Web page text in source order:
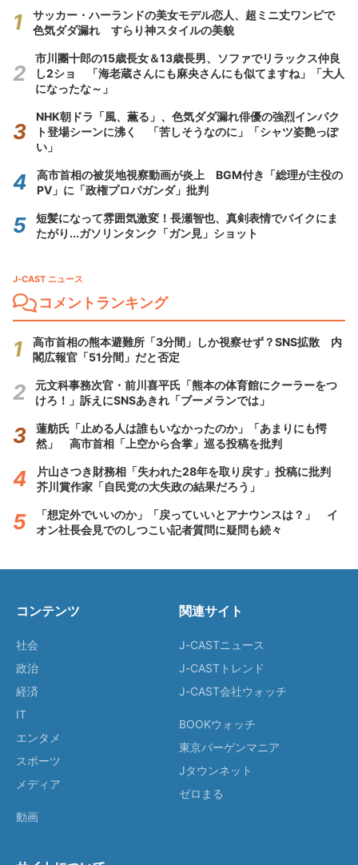
サッカー・ハーランドの美女モデル恋人、超ミニ丈ワンピで
色気ダダ漏れ すらり神スタイルの美貌
市川團十郎の15歳長女＆13歳長男、ソファでリラックス仲良
し2ショ 「海老蔵さんにも麻央さんにも似てますね」「大人
になったな～」
NHK朝ドラ「風、薫る」、色気ダダ漏れ俳優の強烈インパク
ト登場シーンに沸く 「苦しそうなのに」「シャツ姿艶っぽ
い」
高市首相の被災地視察動画が炎上 BGM付き「総理が主役の
PV」に「政権プロパガンダ」批判
短髪になって雰囲気激変！長瀬智也、真剣表情でバイクにま
たがり...ガソリンタンク「ガン見」ショット
J-CAST ニュース
コメントランキング
高市首相の熊本避難所「3分間」しか視察せず？SNS拡散 内
閣広報官「51分間」だと否定
元文科事務次官・前川喜平氏「熊本の体育館にクーラーをつ
けろ！」訴えにSNSあきれ「ブーメランでは」
蓮舫氏「止める人は誰もいなかったのか」「あまりにも愕
然」 高市首相「上空から合掌」巡る投稿を批判
片山さつき財務相「失われた28年を取り戻す」投稿に批判
芥川賞作家「自民党の大失政の結果だろう」
「想定外でいいのか」「戻っていいとアナウンスは？」 イ
オン社長会見でのしつこい記者質問に疑問も続々
コンテンツ
社会
政治
経済
IT
エンタメ
スポーツ
メディア
動画
関連サイト
J-CASTニュース
J-CASTトレンド
J-CAST会社ウォッチ
BOOKウォッチ
東京バーゲンマニア
Jタウンネット
ゼロまる